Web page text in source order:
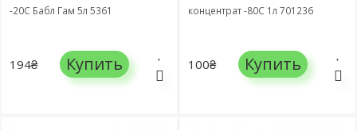
-20С Бабл Гам 5л 5361
194₴ Купить
концентрат -80С 1л 701236
100₴ Купить